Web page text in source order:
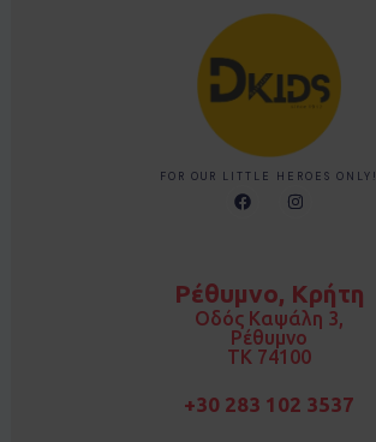
FOR OUR LITTLE HEROES ONLY!
F
a
o
I
n
r
a
m
Ρέθυμνο, Κρήτη
Οδός Καψάλη 3,
Ρέθυμνο
TK 74100
+30 283 102 3537